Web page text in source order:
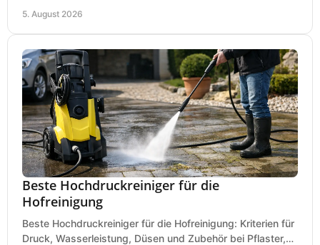
5. August 2026
Beste Hochdruckreiniger für die
Hofreinigung
Beste Hochdruckreiniger für die Hofreinigung: Kriterien für
Druck, Wasserleistung, Düsen und Zubehör bei Pflaster,